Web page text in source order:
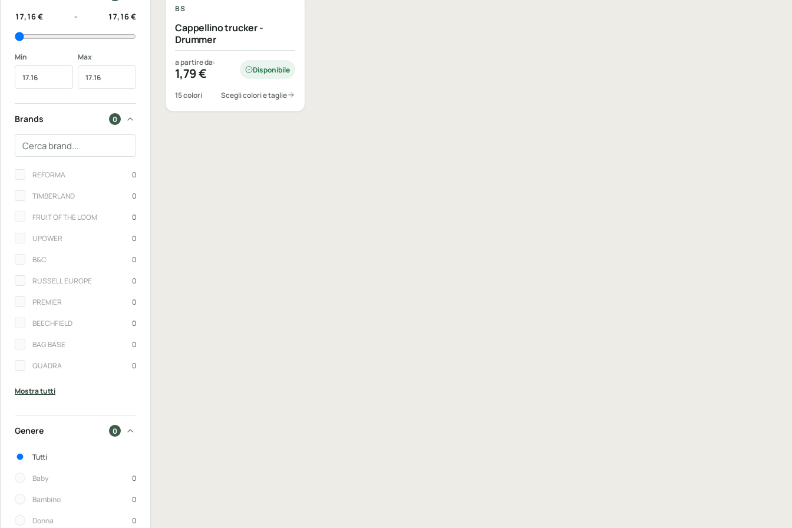
17,16 € - 17,16 €
Min Max
Brands 0
Cerca un brand
BrandsREFORMA 0
TIMBERLAND 0
FRUIT OF THE LOOM 0
UPOWER 0
B&C 0
RUSSELL EUROPE 0
PREMIER 0
BEECHFIELD 0
BAG BASE 0
QUADRA 0
Mostra tutti
Genere 0
Genere
Tutti
Baby 0
Bambino 0
Donna 0
BS
Cappellino trucker -
Drummer
a partire da:
1,79€ Disponibile
15 colori Scegli colori e taglie